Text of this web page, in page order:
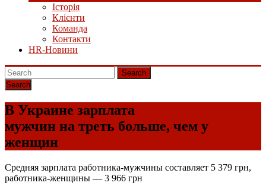
Історія
Клієнти
Команда
Контакти
HR-Новини
Search
В Украине зарплата
мужчин на треть больше, чем у
женщин
Средняя зарплата работника-мужчины составляет 5 379 грн,
работника-женщины — 3 966 грн